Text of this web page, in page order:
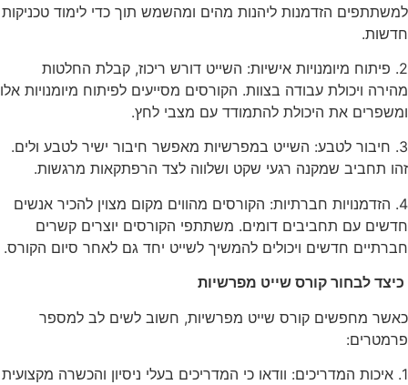
למשתתפים הזדמנות ליהנות מהים ומהשמש תוך כדי לימוד טכניקות
חדשות.
2. פיתוח מיומנויות אישיות: השייט דורש ריכוז, קבלת החלטות
מהירה ויכולת עבודה בצוות. הקורסים מסייעים לפיתוח מיומנויות אלו
ומשפרים את היכולת להתמודד עם מצבי לחץ.
3. חיבור לטבע: השייט במפרשיות מאפשר חיבור ישיר לטבע ולים.
זהו תחביב שמקנה רגעי שקט ושלווה לצד הרפתקאות מרגשות.
4. הזדמנויות חברתיות: הקורסים מהווים מקום מצוין להכיר אנשים
חדשים עם תחביבים דומים. משתתפי הקורסים יוצרים קשרים
חברתיים חדשים ויכולים להמשיך לשייט יחד גם לאחר סיום הקורס.
כיצד לבחור קורס שייט מפרשיות
כאשר מחפשים קורס שייט מפרשיות, חשוב לשים לב למספר
פרמטרים:
1. איכות המדריכים: וודאו כי המדריכים בעלי ניסיון והכשרה מקצועית